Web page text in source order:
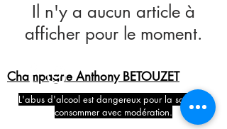
Il n'y a aucun article à
afficher pour le moment.
Champagne Anthony BETOUZET
L'abus d'alcool est dangereux pour la santé. À
consommer avec modération.